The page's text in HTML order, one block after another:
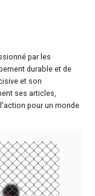
par les
durable et de
et son
ses articles,
pour un monde